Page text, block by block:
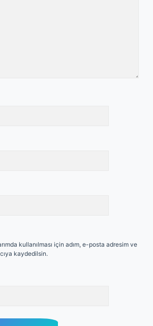
kullanılması için adım, e-posta adresim ve
kaydedilsin.